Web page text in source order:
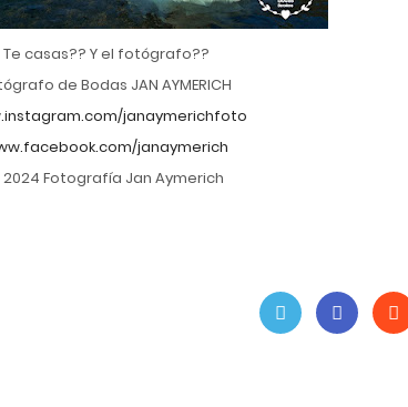
Te casas?? Y el fotógrafo??
de Bodas JAN AYMERICH
janaymerichfoto
janaymerich
Fotografía Jan Aymerich